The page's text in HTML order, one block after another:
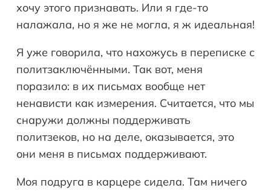
хочу этого признавать. Или я где-то
налажала, но я же не могла, я ж идеальная!
Я уже говорила, что нахожусь в переписке с
политзаключёнными. Так вот, меня
поразило: в их письмах вообще нет
ненависти как измерения. Считается, что мы
снаружи должны поддерживать
политзеков, но на деле, оказывается, это
они меня в письмах поддерживают.
Моя подруга в карцере сидела. Там ничего